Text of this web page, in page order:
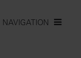
NAVIGATION